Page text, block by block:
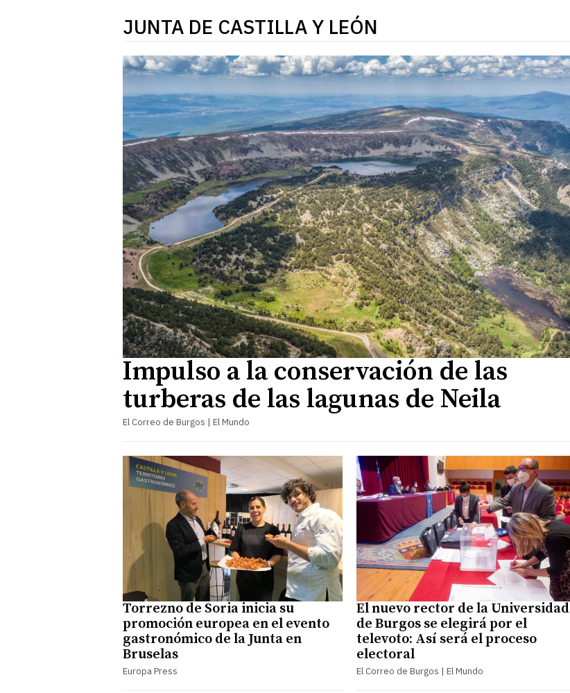
JUNTA DE CASTILLA Y LEÓN
Impulso a la conservación de las
turberas de las lagunas de Neila
El Correo de Burgos | El Mundo
Torrezno de Soria inicia su
promoción europea en el evento
gastronómico de la Junta en
Bruselas
Europa Press
El nuevo rector de la Universidad
de Burgos se elegirá por el
televoto: Así será el proceso
electoral
El Correo de Burgos | El Mundo